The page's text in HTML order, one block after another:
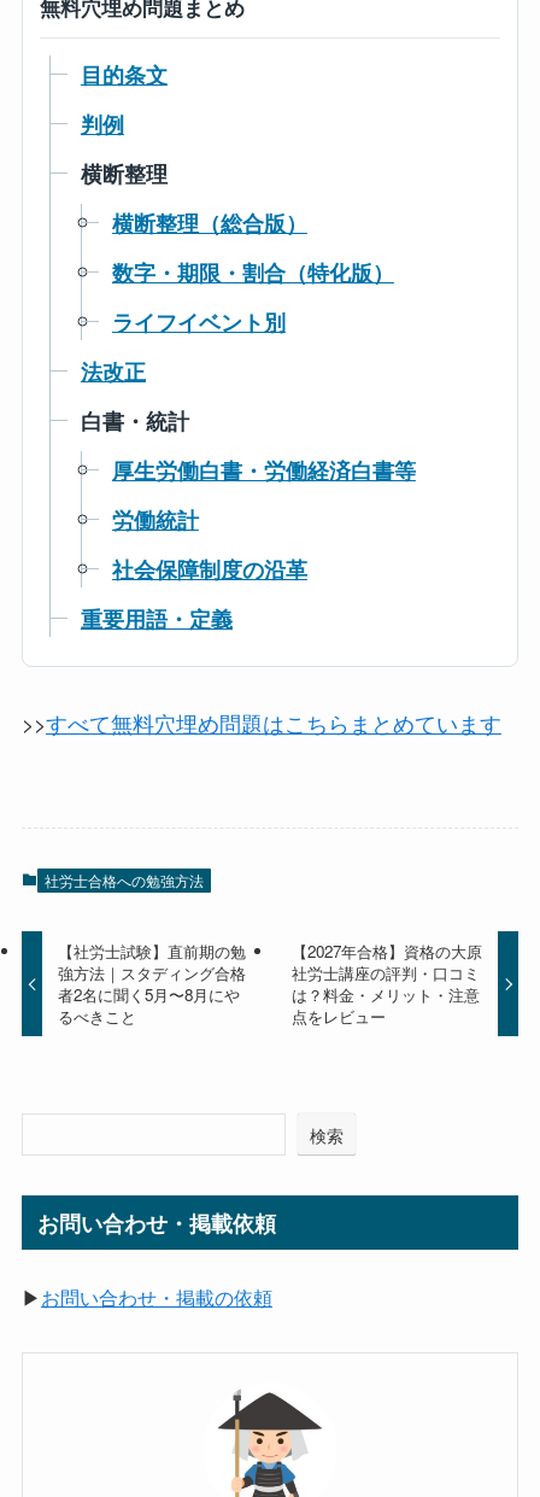
無料穴埋め問題まとめ
目的条文
判例
横断整理
横断整理（総合版）
数字・期限・割合（特化版）
ライフイベント別
法改正
白書・統計
厚生労働白書・労働経済白書等
労働統計
社会保障制度の沿革
重要用語・定義
>>すべて無料穴埋め問題はこちらまとめています
社労士合格への勉強方法
【社労士試験】直前期の勉
強方法｜スタディング合格
者2名に聞く5月〜8月にや
るべきこと
【2027年合格】資格の大原
社労士講座の評判・口コミ
は？料金・メリット・注意
点をレビュー
検索
お問い合わせ・掲載依頼
▶お問い合わせ・掲載の依頼